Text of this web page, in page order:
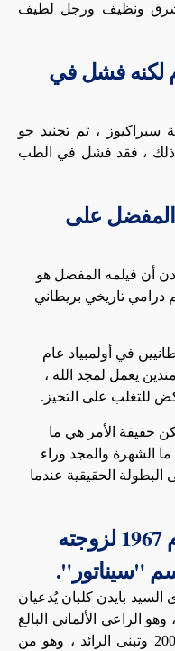
ونظيف ورجل لطيف
لكنه فشل في
سيراكيوز ، تم تجنيد جو
ذلك ، فقد فشل في الطب
المفضل على
، كشف جو بايدن أن فيلمه المفضل هو
درامي تاريخي بريطاني
في أولمبياد عام
يعمل لمجد الله ،
للتغلب على التحيز.
حقيقة الأمر هي ما
الشهرة والمجد وراء
البطولة الحقيقية عندما
9.) قام بشراء جرو في عام 1967 لزوجته
"سيناتور".
السيد بايدن كلبان يُدعيان
الرائد والشامب. حصل على Champ ، وهو الراعي الألماني البالغ
من العمر ثلاث سنوات ، في عام 2008 وتبنى الرائد ، وهو من